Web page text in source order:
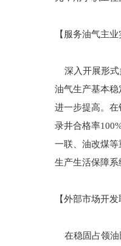
【服务油气主业
深入开展形式
油气生产基本
进一步提高。
录井合格率
一联、油改煤
生产生活保障
【外部市场开发
在稳固占领油